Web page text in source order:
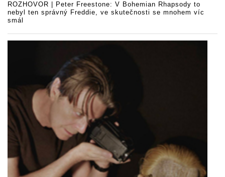
ROZHOVOR | Peter Freestone: V Bohemian Rhapsody to
nebyl ten správný Freddie, ve skutečnosti se mnohem víc
smál